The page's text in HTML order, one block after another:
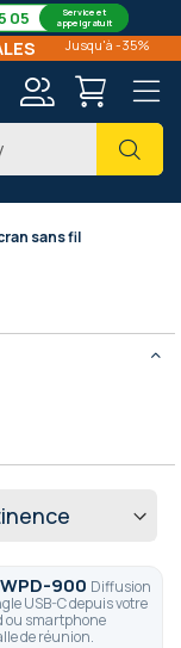
05 Service et
appel gratuit
Jusqu'à -35%
sans fil
900 Diffusion
USB-C depuis votre
ou smartphone
de réunion.